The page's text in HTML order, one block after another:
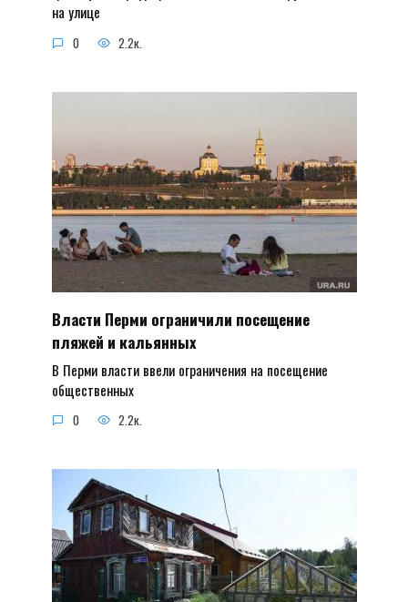
на улице
0 2.2к.
Власти Перми ограничили посещение
пляжей и кальянных
В Перми власти ввели ограничения на посещение
общественных
0 2.2к.